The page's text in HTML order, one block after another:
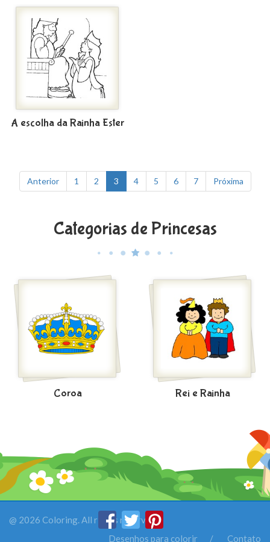
A escolha da Rainha Ester
Anterior 1 2 3 4 5 6 7 Próxima
Categorias de Princesas
Coroa Rei e Rainha
@ 2026 Coloring. All rights reserved.
Desenhos para colorir
Contato